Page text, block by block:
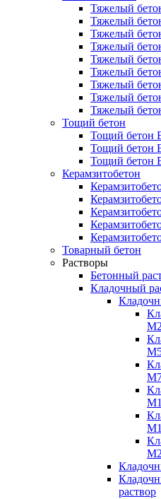
Тяжелый
Тяжелый
Тяжелый
Тяжелый
Тяжелый
Тяжелый
Тяжелый
Тяжелый
Тяжелый
Тощий бетон
Тощий бетон
Тощий бетон
Тощий бетон
Керамзитобетон
Товарный бетон
Растворы
Бетонный
Кладочный
раствор